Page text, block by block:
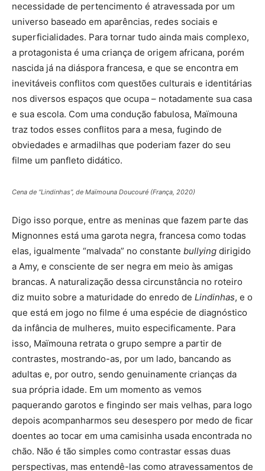
necessidade de pertencimento é atravessada por um
universo baseado em aparências, redes sociais e
superficialidades. Para tornar tudo ainda mais complexo,
a protagonista é uma criança de origem africana, porém
nascida já na diáspora francesa, e que se encontra em
inevitáveis conflitos com questões culturais e identitárias
nos diversos espaços que ocupa – notadamente sua casa
e sua escola. Com uma condução fabulosa, Maïmouna
traz todos esses conflitos para a mesa, fugindo de
obviedades e armadilhas que poderiam fazer do seu
filme um panfleto didático.
Cena de “Lindinhas”, de Maïmouna Doucouré (França, 2020)
Digo isso porque, entre as meninas que fazem parte das
Mignonnes está uma garota negra, francesa como todas
elas, igualmente “malvada” no constante bullying dirigido
a Amy, e consciente de ser negra em meio às amigas
brancas. A naturalização dessa circunstância no roteiro
diz muito sobre a maturidade do enredo de Lindinhas, e o
que está em jogo no filme é uma espécie de diagnóstico
da infância de mulheres, muito especificamente. Para
isso, Maïmouna retrata o grupo sempre a partir de
contrastes, mostrando-as, por um lado, bancando as
adultas e, por outro, sendo genuinamente crianças da
sua própria idade. Em um momento as vemos
paquerando garotos e fingindo ser mais velhas, para logo
depois acompanharmos seu desespero por medo de ficar
doentes ao tocar em uma camisinha usada encontrada no
chão. Não é tão simples como contrastar essas duas
perspectivas, mas entendê-las como atravessamentos de